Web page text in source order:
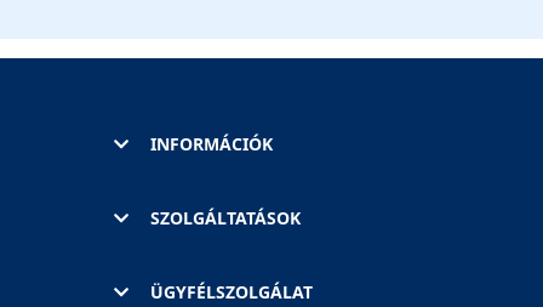
INFORMÁCIÓK
SZOLGÁLTATÁSOK
ÜGYFÉLSZOLGÁLAT